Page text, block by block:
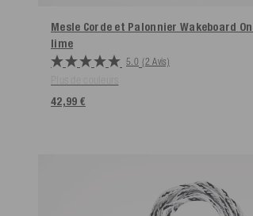
Mesle Corde et Palonnier Wakeboard
lime
5.0 (2 Avis)
42,99 €